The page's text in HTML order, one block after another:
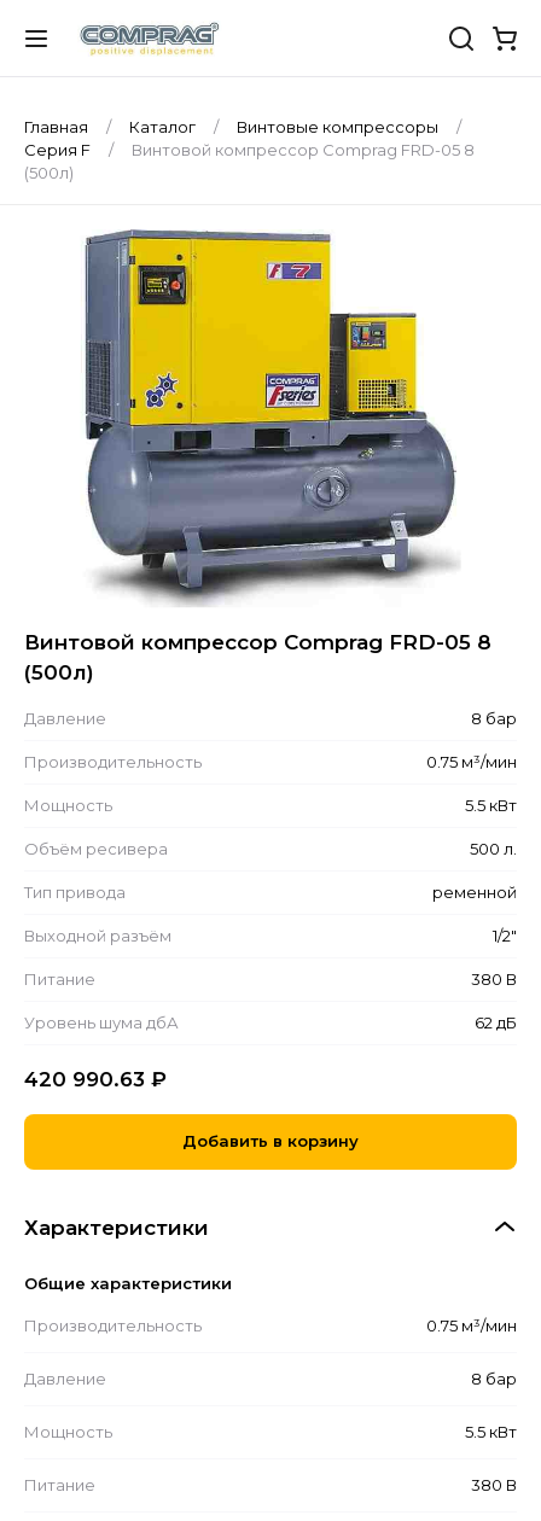
Главная Каталог
Винтовые компрессоры
Серия F
Винтовой компрессор Comprag FRD-05 8
(500л)
Винтовой компрессор Comprag FRD-05 8
(500л)
Давление 8 бар
Производительность 0.75 м³/мин
Мощность 5.5 кВт
Объём ресивера 500 л.
Тип привода ременной
Выходной разъём 1/2"
Питание 380 В
Уровень шума дбА 62 дБ
420 990.63 ₽
Добавить в корзину
Характеристики
Общие характеристики
Производительность 0.75 м³/мин
Давление 8 бар
Мощность 5.5 кВт
Питание 380 В